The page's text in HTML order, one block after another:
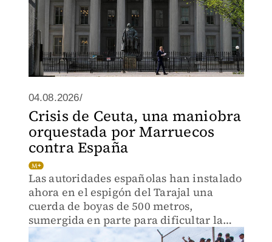
04.08.2026/
Crisis de Ceuta, una maniobra
orquestada por Marruecos
contra España
Las autoridades españolas han instalado
ahora en el espigón del Tarajal una
cuerda de boyas de 500 metros,
sumergida en parte para dificultar la
entrada de migrantes por mar.